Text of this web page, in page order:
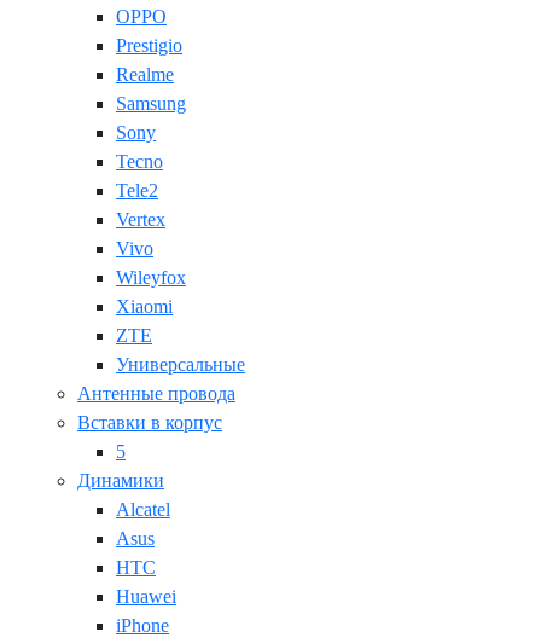
OPPO
Prestigio
Realme
Samsung
Sony
Tecno
Tele2
Vertex
Vivo
Wileyfox
Xiaomi
ZTE
Универсальные
Антенные провода
Вставки в корпус
5
Динамики
Alcatel
Asus
HTC
Huawei
iPhone